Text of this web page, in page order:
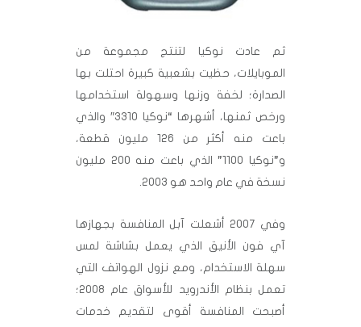
ثم عادت نوكيا لتنتج مجموعة من
الموبايلات، حظيت بشعبية كبيرة احتلت بها
الصدارة؛ لخفة وزنها وسهولة استخدامها
ورخص ثمنها، أشهرها “نوكيا 3310″ والذي
باعت منه أكثر من 126 مليون قطعة،
و”نوكيا 1100” الذي باعت منه 200 مليون
نسخة في عام واحد هو 2003.
وفي 2007 أشعلت آبل المنافسة بجهازها
آي فون الأنيق الذي يعمل بشاشة لمس
سهلة الاستخدام، ومع نزول الهواتف التي
تعمل بنظام الأندرويد للأسواق عام 2008؛
أصبحت المنافسة أقوى لتقديم خدمات